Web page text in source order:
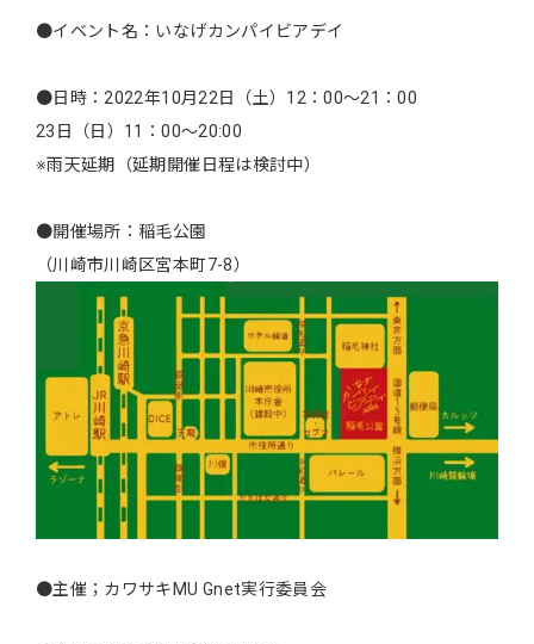
●イベント名：いなげカンパイビアデイ
●日時：2022年10月22日（土）12：00～21：00
23日（日）11：00～20:00
※雨天延期（延期開催日程は検討中）
●開催場所：稲毛公園
（川崎市川崎区宮本町7-8）
●主催；カワサキMU Gnet実行委員会